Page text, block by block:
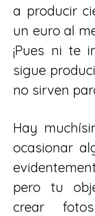
a producir
un euro al
¡Pues ni te
sigue
no sirven
Hay
ocasionar
pero tu
crear